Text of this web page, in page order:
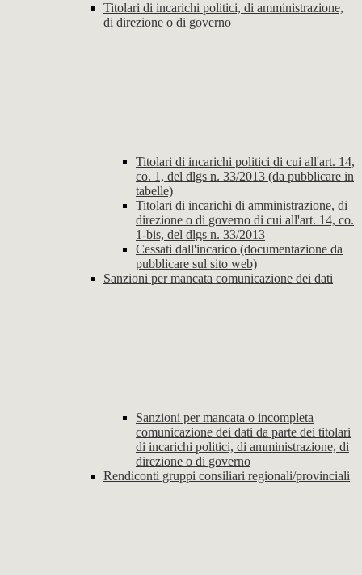
Titolari di incarichi politici, di amministrazione,
di direzione o di governo
Titolari di incarichi politici di cui all'art. 14,
co. 1, del dlgs n. 33/2013 (da pubblicare in
tabelle)
Titolari di incarichi di amministrazione, di
direzione o di governo di cui all'art. 14, co.
1-bis, del dlgs n. 33/2013
Cessati dall'incarico (documentazione da
pubblicare sul sito web)
Sanzioni per mancata comunicazione dei dati
Sanzioni per mancata o incompleta
comunicazione dei dati da parte dei titolari
di incarichi politici, di amministrazione, di
direzione o di governo
Rendiconti gruppi consiliari regionali/provinciali